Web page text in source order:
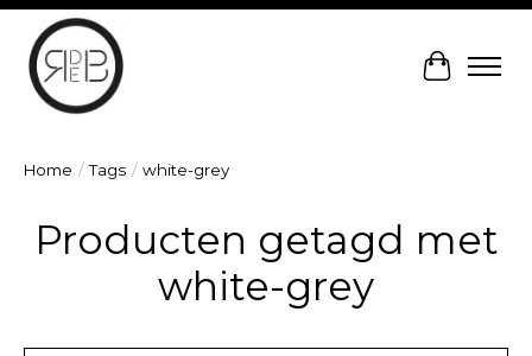
Home / Tags / white-grey
Producten getagd met
white-grey